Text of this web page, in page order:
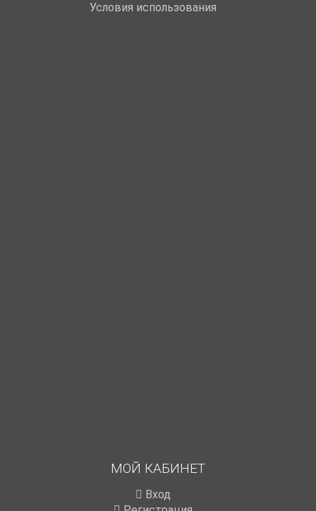
Условия использования
МОЙ КАБИНЕТ
Вход